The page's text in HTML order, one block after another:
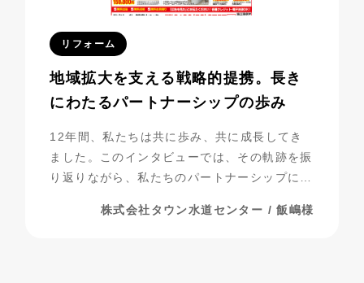
リフォーム
地域拡大を支える戦略的提携。長き
にわたるパートナーシップの歩み
12年間、私たちは共に歩み、共に成長してき
ました。このインタビューでは、その軌跡を振
り返りながら、私たちのパートナーシップにつ
株式会社タウン水道センター / 飯嶋様